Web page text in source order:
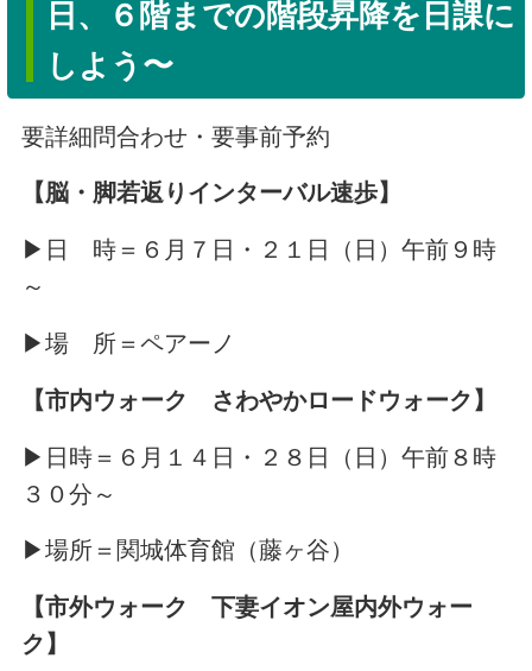
日、６階までの階段昇降を日課に
しよう〜
要詳細問合わせ・要事前予約
【脳・脚若返りインターバル速歩】
▶日 時＝６月７日・２１日（日）午前９時
～
▶場 所＝ペアーノ
【市内ウォーク さわやかロードウォーク】
▶日時＝６月１４日・２８日（日）午前８時
３０分～
▶場所＝関城体育館（藤ヶ谷）
【市外ウォーク 下妻イオン屋内外ウォー
ク】